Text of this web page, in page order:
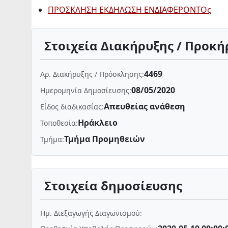
ΠΡΟΣΚΛΗΣΗ ΕΚΔΗΛΩΣΗ ΕΝΔΙΑΦΕΡΟΝΤΟς
Στοιχεία Διακήρυξης /
Αρ. Διακήρυξης / Πρόσκλησης:4469
Ημερομηνία Δημοσίευσης:08/05/2020
Είδος διαδικασίας:Απευθείας ανάθεση
Τοποθεσία:Ηράκλειο
Τμήμα:Τμήμα Προμηθειών
Στοιχεία δημοσίευσης
Ημ. Διεξαγωγής Διαγωνισμού: